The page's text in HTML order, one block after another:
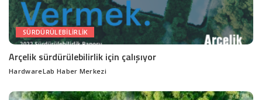
SÜRDÜRÜLEBILIRLIK
Arçelik sürdürülebilirlik için çalışıyor
Posted
HardwareLab Haber Merkezi